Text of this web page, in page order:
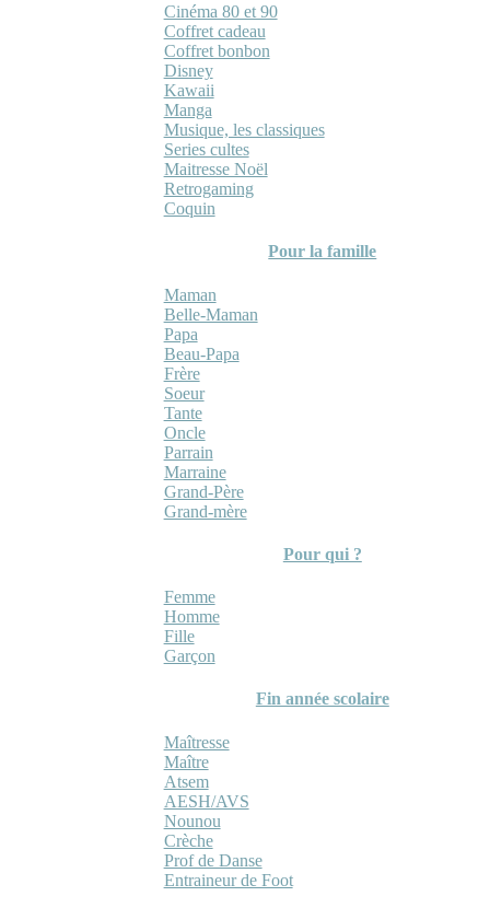
Cinéma 80 et 90
Coffret cadeau
Coffret bonbon
Disney
Kawaii
Manga
Musique, les classiques
Series cultes
Maitresse Noël
Retrogaming
Coquin
Pour la famille
Maman
Belle-Maman
Papa
Beau-Papa
Frère
Soeur
Tante
Oncle
Parrain
Marraine
Grand-Père
Grand-mère
Pour qui ?
Femme
Homme
Fille
Garçon
Fin année scolaire
Maîtresse
Maître
Atsem
AESH/AVS
Nounou
Crèche
Prof de Danse
Entraineur de Foot